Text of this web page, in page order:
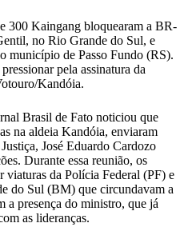
300 Kaingang bloquearam a BR-
no Rio Grande do Sul, e
município de Passo Fundo (RS).
pela assinatura da
Kandóia.
Brasil de Fato noticiou que
na aldeia Kandóia, enviaram
José Eduardo Cardozo
Durante essa reunião, os
viaturas da Polícia Federal (PF) e
do Sul (BM) que circundavam a
a presença do ministro, que já
as lideranças.